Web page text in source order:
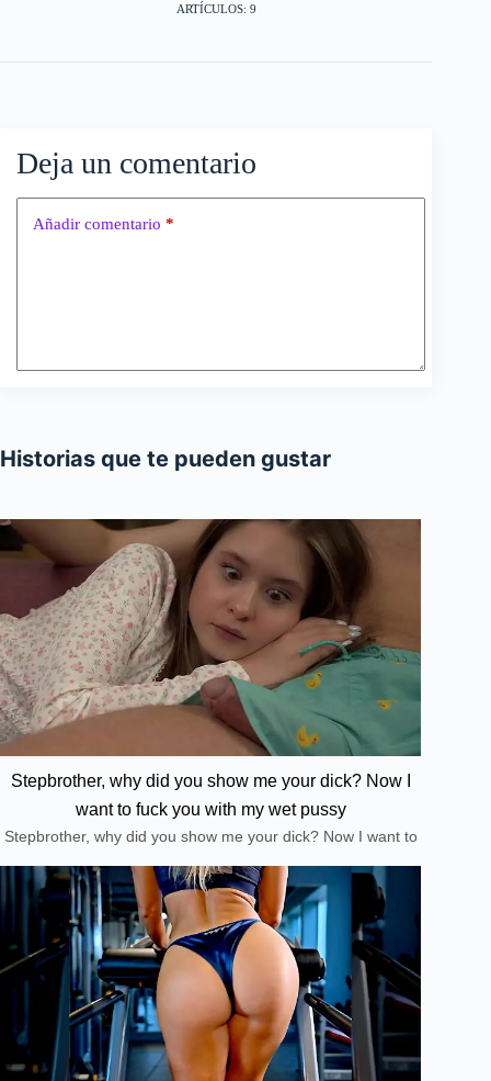
ARTÍCULOS: 9
Deja un comentario
Añadir comentario *
Historias que te pueden gustar
Stepbrother, why did you show me your dick? Now I
want to fuck you with my wet pussy
Stepbrother, why did you show me your dick? Now I want to